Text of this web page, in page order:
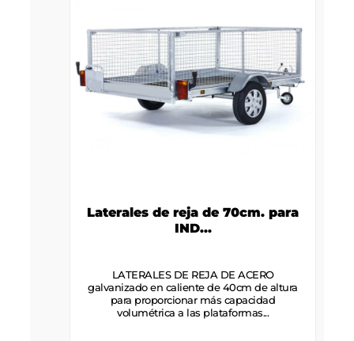
Laterales de reja de 70cm. para
IND...
LATERALES DE REJA DE ACERO
galvanizado en caliente de 40cm de altura
para proporcionar más capacidad
volumétrica a las plataformas...